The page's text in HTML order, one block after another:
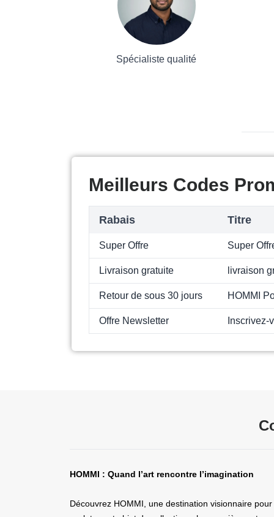
Spécialiste qualité
Meilleurs Codes
Rabais Titre
Super Offre Super
Livraison gratuite livraison
Retour de sous 30 jours HOMMI
Offre Newsletter Inscrivez-
HOMMI : Quand l’art rencontre l’imagination
Découvrez HOMMI, une destination visionnaire